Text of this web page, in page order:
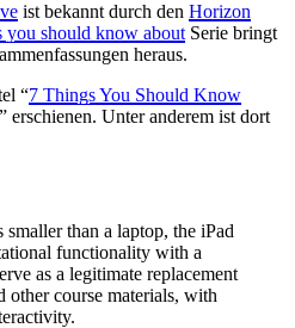
ist bekannt durch den Horizon
you should know about Serie bringt
heraus.
“7 Things You Should Know
” erschienen. Unter anderem ist dort
than a laptop, the iPad
functionality with a
as a legitimate replacement
other course materials, with